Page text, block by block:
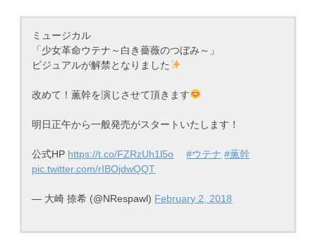
ミュージカル
「少女革命ウテナ～白き薔薇のつぼみ～」
ビジュアルが解禁となりました
改めて！薫幹を演じさせて頂きます
明日正午から一般発売がスタートいたします！
公式HP https://t.co/FZRzUh1l5o #ウテナ #薫幹
pic.twitter.com/rIBOjdwQQT
— 大崎 捺希 (@NRespawl) February 2, 2018